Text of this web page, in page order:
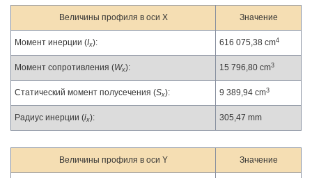
Величины профиля в оси X Значение
Момент инерции (Ix): 616 075,38 cm4
Момент сопротивления (Wx): 15 796,80 cm3
Статический момент полусечения (Sx): 9 389,94 cm3
Радиус инерции (ix): 305,47 mm
Величины профиля в оси Y Значение